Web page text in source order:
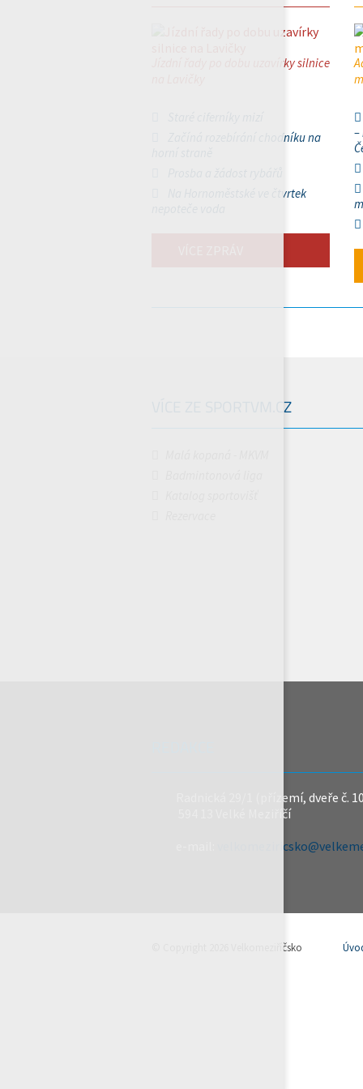
Jízdní řady po dobu uzavírky silnice
Začíná rozebírání chodníku na
Na Hornoměstské ve čtvrtek
–
VÍCE ZE SPORTVM.CZ
Radnická 29/1 (přízemí, dveře č.
594 13 Velké Meziříčí
© Copyright 2026 Velkomeziříčsko